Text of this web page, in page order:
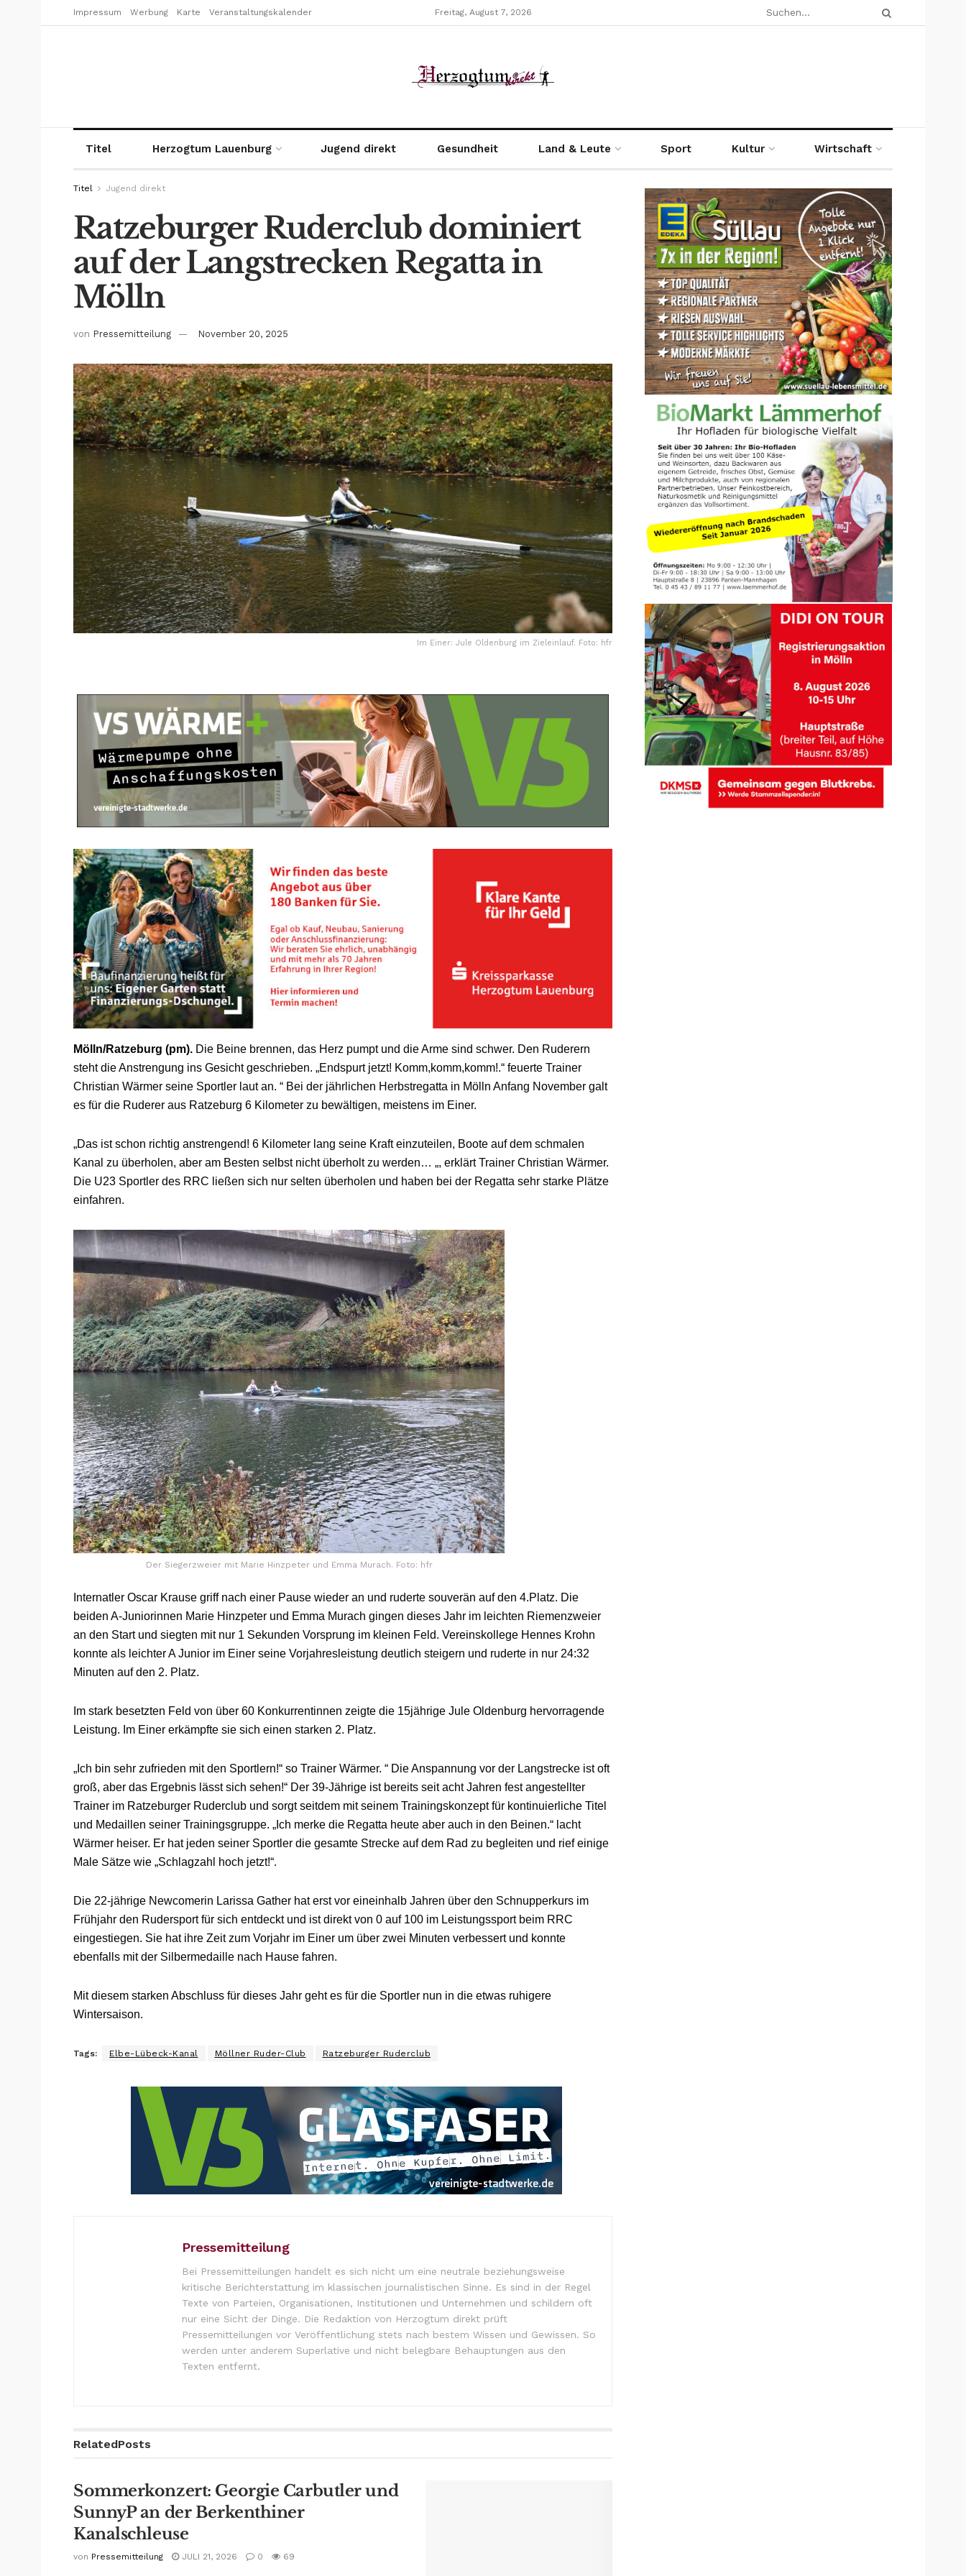
Impressum Werbung Karte Veranstaltungskalender Freitag, August 7, 2026
Titel Herzogtum Lauenburg Jugend direkt Gesundheit Land & Leute Sport Kultur Wirtschaft
Titel Jugend direkt
Ratzeburger Ruderclub dominiert
auf der Langstrecken Regatta in
Mölln
von Pressemitteilung November 20, 2025
Im Einer: Jule Oldenburg im Zieleinlauf. Foto: hfr
Mölln/Ratzeburg (pm). Die Beine brennen, das Herz pumpt und die Arme sind schwer. Den Ruderern
steht die Anstrengung ins Gesicht geschrieben. „Endspurt jetzt! Komm,komm,komm!.“ feuerte Trainer
Christian Wärmer seine Sportler laut an. “ Bei der jährlichen Herbstregatta in Mölln Anfang November galt
es für die Ruderer aus Ratzeburg 6 Kilometer zu bewältigen, meistens im Einer.
„Das ist schon richtig anstrengend! 6 Kilometer lang seine Kraft einzuteilen, Boote auf dem schmalen
Kanal zu überholen, aber am Besten selbst nicht überholt zu werden… „, erklärt Trainer Christian Wärmer.
Die U23 Sportler des RRC ließen sich nur selten überholen und haben bei der Regatta sehr starke Plätze
einfahren.
Der Siegerzweier mit Marie Hinzpeter und Emma Murach. Foto: hfr
Internatler Oscar Krause griff nach einer Pause wieder an und ruderte souverän auf den 4.Platz. Die
beiden A-Juniorinnen Marie Hinzpeter und Emma Murach gingen dieses Jahr im leichten Riemenzweier
an den Start und siegten mit nur 1 Sekunden Vorsprung im kleinen Feld. Vereinskollege Hennes Krohn
konnte als leichter A Junior im Einer seine Vorjahresleistung deutlich steigern und ruderte in nur 24:32
Minuten auf den 2. Platz.
Im stark besetzten Feld von über 60 Konkurrentinnen zeigte die 15jährige Jule Oldenburg hervorragende
Leistung. Im Einer erkämpfte sie sich einen starken 2. Platz.
„Ich bin sehr zufrieden mit den Sportlern!“ so Trainer Wärmer. “ Die Anspannung vor der Langstrecke ist oft
groß, aber das Ergebnis lässt sich sehen!“ Der 39-Jährige ist bereits seit acht Jahren fest angestellter
Trainer im Ratzeburger Ruderclub und sorgt seitdem mit seinem Trainingskonzept für kontinuierliche Titel
und Medaillen seiner Trainingsgruppe. „Ich merke die Regatta heute aber auch in den Beinen.“ lacht
Wärmer heiser. Er hat jeden seiner Sportler die gesamte Strecke auf dem Rad zu begleiten und rief einige
Male Sätze wie „Schlagzahl hoch jetzt!“.
Die 22-jährige Newcomerin Larissa Gather hat erst vor eineinhalb Jahren über den Schnupperkurs im
Frühjahr den Rudersport für sich entdeckt und ist direkt von 0 auf 100 im Leistungssport beim RRC
eingestiegen. Sie hat ihre Zeit zum Vorjahr im Einer um über zwei Minuten verbessert und konnte
ebenfalls mit der Silbermedaille nach Hause fahren.
Mit diesem starken Abschluss für dieses Jahr geht es für die Sportler nun in die etwas ruhigere
Wintersaison.
Tags: Elbe-Lübeck-Kanal Möllner Ruder-Club Ratzeburger Ruderclub
Pressemitteilung
Bei Pressemitteilungen handelt es sich nicht um eine neutrale beziehungsweise
kritische Berichterstattung im klassischen journalistischen Sinne. Es sind in der Regel
Texte von Parteien, Organisationen, Institutionen und Unternehmen und schildern oft
nur eine Sicht der Dinge. Die Redaktion von Herzogtum direkt prüft
Pressemitteilungen vor Veröffentlichung stets nach bestem Wissen und Gewissen. So
werden unter anderem Superlative und nicht belegbare Behauptungen aus den
Texten entfernt.
RelatedPosts
Sommerkonzert: Georgie Carbutler und
SunnyP an der Berkenthiner
Kanalschleuse
von Pressemitteilung JULI 21, 2026 0 69